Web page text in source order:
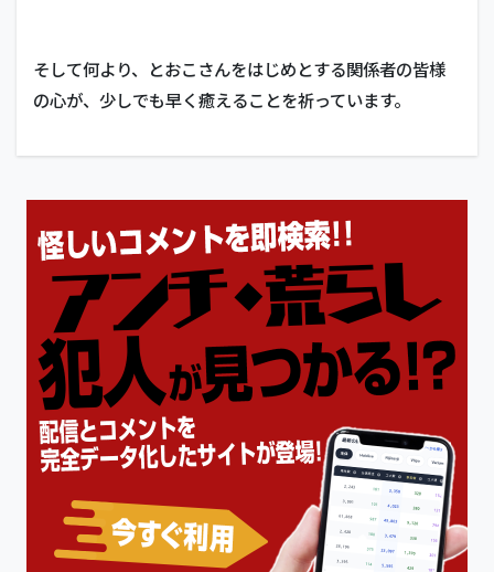
そして何より、とおこさんをはじめとする関係者の皆様
の心が、少しでも早く癒えることを祈っています。